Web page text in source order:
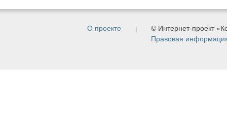
О проекте
© Интернет-проект
Правовая